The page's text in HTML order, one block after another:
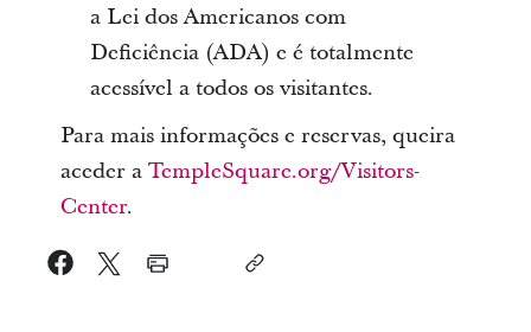
a Lei dos Americanos com
Deficiência (ADA) e é totalmente
acessível a todos os visitantes.
Para mais informações e reservas, queira
aceder a TempleSquare.org/Visitors-
Center.